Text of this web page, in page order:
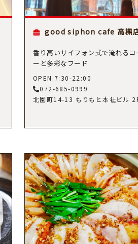
good siphon cafe 高槻
香り高いサイフォン式で淹れるコ
ーと多彩なフード
OPEN.7:30-22:00
072-685-0999
北園町14-13 もりもと本社ビル